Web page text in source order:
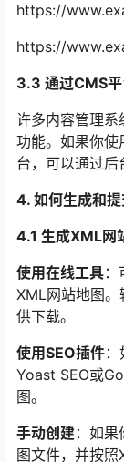
https://
https://
3.3 通过CMS平
许多内容管理
功能。如果你
台，可以通过后
4. 如何生成和提
4.1 生成XML网
使用在线工具
XML网站地图
供下载。
使用SEO插件
Yoast SEO或
图。
手动创建：如
图文件，并按照